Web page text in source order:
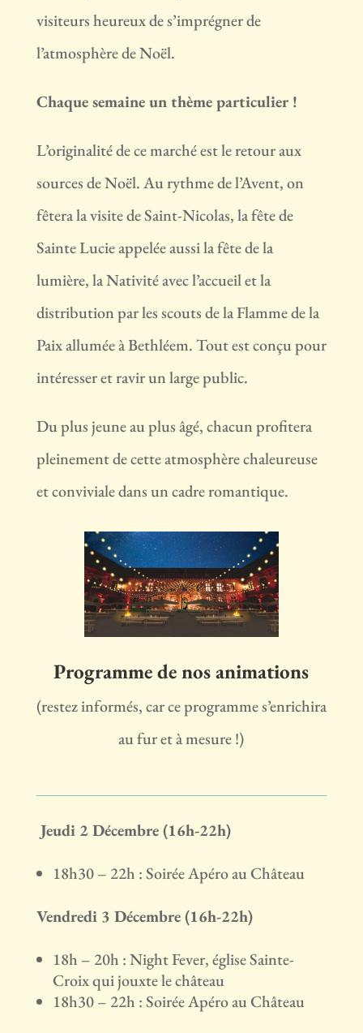
visiteurs heureux de s’imprégner de
l’atmosphère de Noël.
Chaque semaine un thème particulier !
L’originalité de ce marché est le retour aux
sources de Noël. Au rythme de l’Avent, on
fêtera la visite de Saint-Nicolas, la fête de
Sainte Lucie appelée aussi la fête de la
lumière, la Nativité avec l’accueil et la
distribution par les scouts de la Flamme de la
Paix allumée à Bethléem. Tout est conçu pour
intéresser et ravir un large public.
Du plus jeune au plus âgé, chacun profitera
pleinement de cette atmosphère chaleureuse
et conviviale dans un cadre romantique.
Programme de nos animations
(restez informés, car ce programme s’enrichira
au fur et à mesure !)
Jeudi 2 Décembre (16h-22h)
18h30 – 22h : Soirée Apéro au Château
Vendredi 3 Décembre (16h-22h)
18h – 20h : Night Fever, église Sainte-
Croix qui jouxte le château
18h30 – 22h : Soirée Apéro au Château